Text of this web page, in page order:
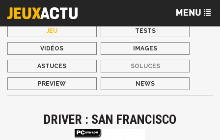
JEU TESTS
VIDÉOS IMAGES
ASTUCES SOLUCES
PREVIEW NEWS
DRIVER : SAN FRANCISCO